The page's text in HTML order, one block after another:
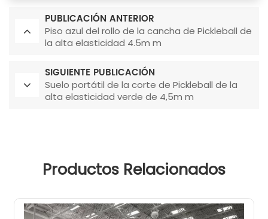
PUBLICACIÓN ANTERIOR
Piso azul del rollo de la cancha de Pickleball de
la alta elasticidad 4.5m m
SIGUIENTE PUBLICACIÓN
Suelo portátil de la corte de Pickleball de la
alta elasticidad verde de 4,5m m
Productos Relacionados